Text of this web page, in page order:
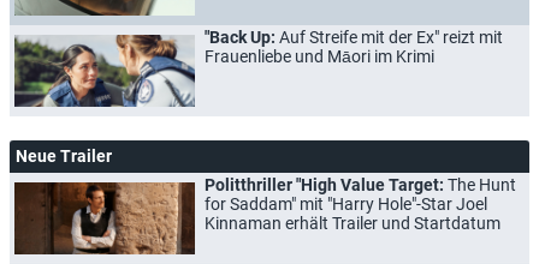
"Back Up: Auf Streife mit der Ex" reizt mit
Frauenliebe und Māori im Krimi
Neue Trailer
Politthriller "High Value Target: The Hunt
for Saddam" mit "Harry Hole"-Star Joel
Kinnaman erhält Trailer und Startdatum